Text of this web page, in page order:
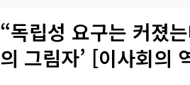
“독립성 요구는 커졌
의 그림자’ [이사회의